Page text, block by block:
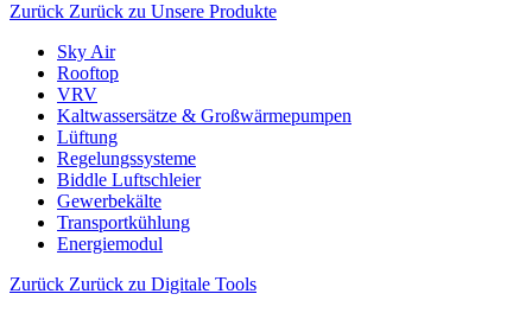
Zurück Zurück zu Unsere Produkte
Sky Air
Rooftop
VRV
Kaltwassersätze & Großwärmepumpen
Lüftung
Regelungssysteme
Biddle Luftschleier
Gewerbekälte
Transportkühlung
Energiemodul
Zurück Zurück zu Digitale Tools